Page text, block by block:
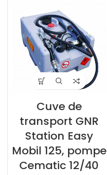
Cuve de
transport GNR
Station Easy
Mobil 125, pompe
Cematic 12/40